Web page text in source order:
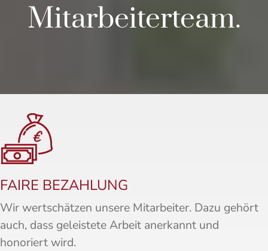
Mitarbeiterteam.
FAIRE BEZAHLUNG
Wir wertschätzen unsere Mitarbeiter. Dazu gehört
auch, dass geleistete Arbeit anerkannt und
honoriert wird.